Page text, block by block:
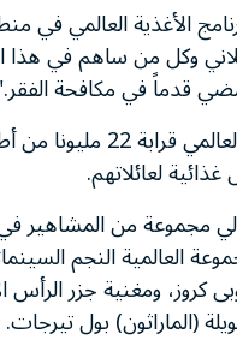
الأغذية العالمي
وكل من ساهم في هذا
قدماً في مكافحة
لعائلاتهم.
مجموعة من المشاهير
العالمية النجم
كروز، ومغنية جزر
(الماراثون) بول تيرجات.